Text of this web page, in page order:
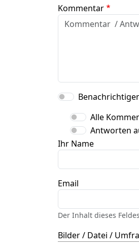
Kommentar
Alle
Antworten
Ihr Name
Email
Der Inhalt dieses
Bilder / Datei /